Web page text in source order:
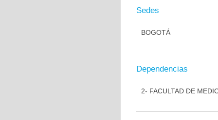
Sedes
BOGOTÁ
Dependencias
2- FACULTAD DE